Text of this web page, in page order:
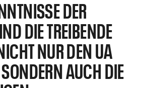
DER
DIE TREIBENDE
NUR DEN UA
AUCH DIE